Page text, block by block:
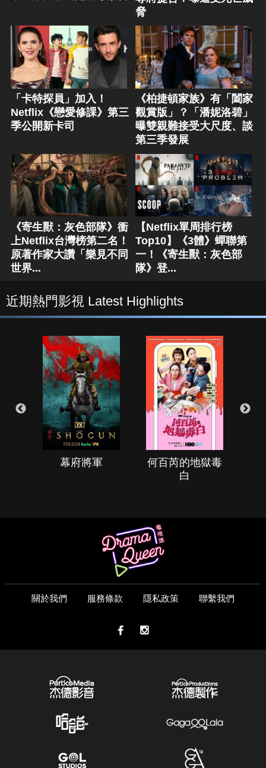
脅
「卡特探員」加入！
Netflix《戀愛修課》第三
季公開新卡司
《柏捷頓家族》有「闔家
觀賞版」？「潘妮洛碧」
曝雙親難接受大尺度、談
第三季發展
《寄生獸：灰色部隊》衝
上Netflix台灣榜第二名！
原著作家大讚「樂見不同
世界...
【Netflix單周排行榜
Top10】《3體》蟬聯第
一！《寄生獸：灰色部
隊》登...
近期熱門影視 Latest Highlights
幕府將軍
何百芮的地獄毒
白
關於我們 服務條款 隱私政策 聯繫我們